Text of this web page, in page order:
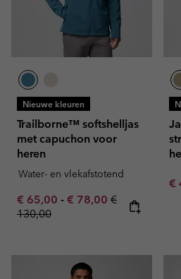
Nieuwe kleuren
Trailborne™ softshelljas
met capuchon voor
heren
Water- en vlekafstotend
Minimum sale price:
€ 65,00 - Maximum sale price:
€ 78,00 Regular price:
€
130,00
€